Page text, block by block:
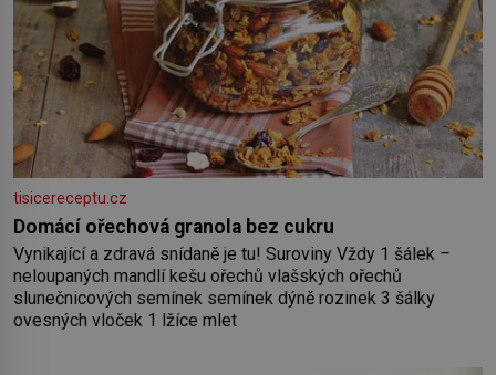
tisicereceptu.cz
Domácí ořechová granola bez cukru
Vynikající a zdravá snídaně je tu! Suroviny Vždy 1 šálek –
neloupaných mandlí kešu ořechů vlašských ořechů
slunečnicových semínek semínek dýně rozinek 3 šálky
ovesných vloček 1 lžíce mlet